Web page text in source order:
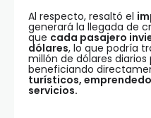
Al respecto, resaltó el
generará la llegada de
que cada pasajero
dólares, lo que podría
millón de dólares
beneficiando
turísticos,
servicios.